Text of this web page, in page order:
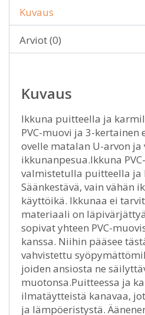
Kuvaus
Arviot (0)
Kuvaus
Ikkuna puitteella ja
PVC-muovi ja 3-kertainen
ovelle matalan U-arvon ja
ikkunanpesua.Ikkuna
valmistetulla puitteella ja
Säänkestävä, vain vähän
käyttöikä. Ikkunaa ei
materiaali on
sopivat yhteen PVC-
kanssa. Niihin pääsee
vahvistettu
joiden ansiosta ne
muotonsa.Puitteessa ja
ilmatäytteistä kanavaa,
ja lämpöeristystä.